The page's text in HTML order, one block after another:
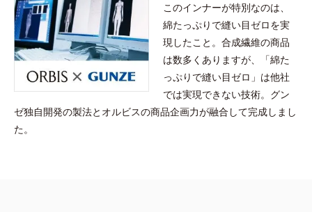
このインナーが特別なのは、
綿たっぷりで縫い目ゼロを実
現したこと。合成繊維の商品
は数多くありますが、「綿た
っぷりで縫い目ゼロ」は他社
では実現できない技術。グン
ゼ独自開発の製法とオルビスの商品企画力が融合して完成しまし
た。